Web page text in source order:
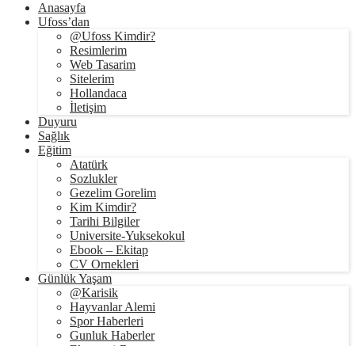
Anasayfa
Ufoss’dan
@Ufoss Kimdir?
Resimlerim
Web Tasarim
Sitelerim
Hollandaca
İletişim
Duyuru
Sağlık
Eğitim
Atatürk
Sozlukler
Gezelim Gorelim
Kim Kimdir?
Tarihi Bilgiler
Universite-Yuksekokul
Ebook – Ekitap
CV Ornekleri
Günlük Yaşam
@Karisik
Hayvanlar Alemi
Spor Haberleri
Gunluk Haberler